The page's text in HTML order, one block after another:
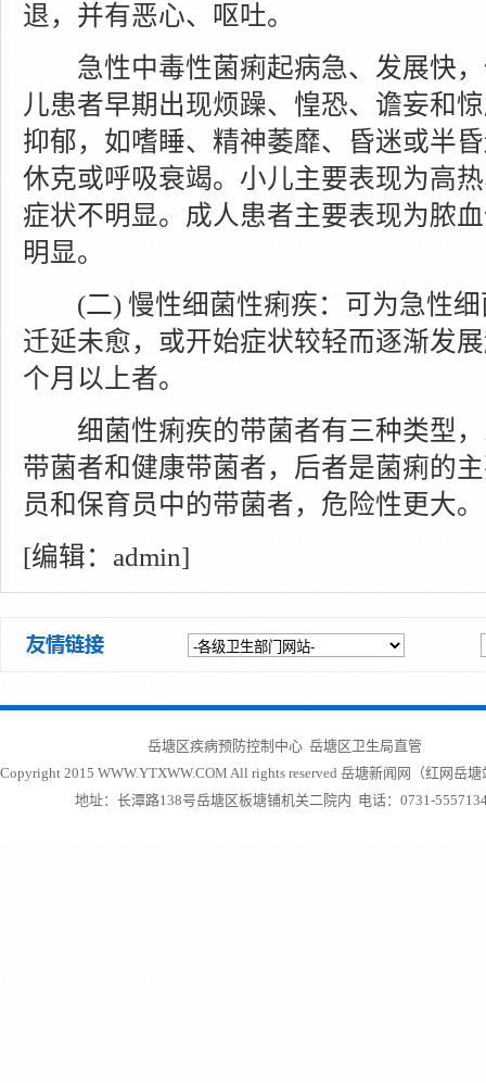
退，并有恶心、呕吐。
急性中毒性菌痢起病急、发展快
儿患者早期出现烦躁、惶恐、谵妄和
抑郁，如嗜睡、精神萎靡、昏迷或半
休克或呼吸衰竭。小儿主要表现为高
症状不明显。成人患者主要表现为脓
明显。
(二) 慢性细菌性痢疾：可为急性细
迁延未愈，或开始症状较轻而逐渐发
个月以上者。
细菌性痢疾的带菌者有三种类型，
带菌者和健康带菌者，后者是菌痢的
员和保育员中的带菌者，危险性更大。
[编辑：admin]
岳塘区疾病预防控制中心 岳塘区卫生局直管
Copyright 2015 WWW.YTXWW.COM All rights reserved 岳塘新闻网（红网岳塘
地址：长潭路138号岳塘区板塘铺机关二院内 电话：0731-